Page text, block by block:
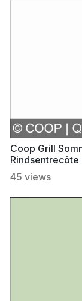
Coop Grill
45 views